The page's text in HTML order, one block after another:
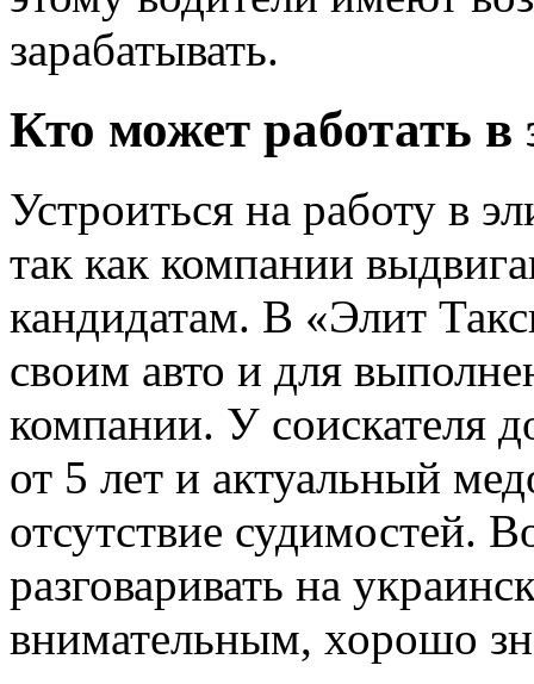
зарабатывать.
Кто может работать в
Устроиться на работу в
так как компании
кандидатам. В «Элит
своим авто и для
компании. У соискателя
от 5 лет и актуальный
отсутствие судимостей.
разговаривать на
внимательным, хорошо